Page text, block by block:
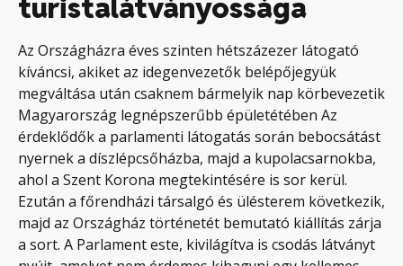
Az Országházra éves szinten hétszázezer látogató
kíváncsi, akiket az idegenvezetők belépőjegyük
megváltása után csaknem bármelyik nap körbevezetik
Magyarország legnépszerűbb épületétében Az
érdeklődők a parlamenti látogatás során bebocsátást
nyernek a díszlépcsőházba, majd a kupolacsarnokba,
ahol a Szent Korona megtekintésére is sor kerül.
Ezután a főrendházi társalgó és ülésterem következik,
majd az Országház történetét bemutató kiállítás zárja
a sort. A Parlament este, kivilágítva is csodás látványt